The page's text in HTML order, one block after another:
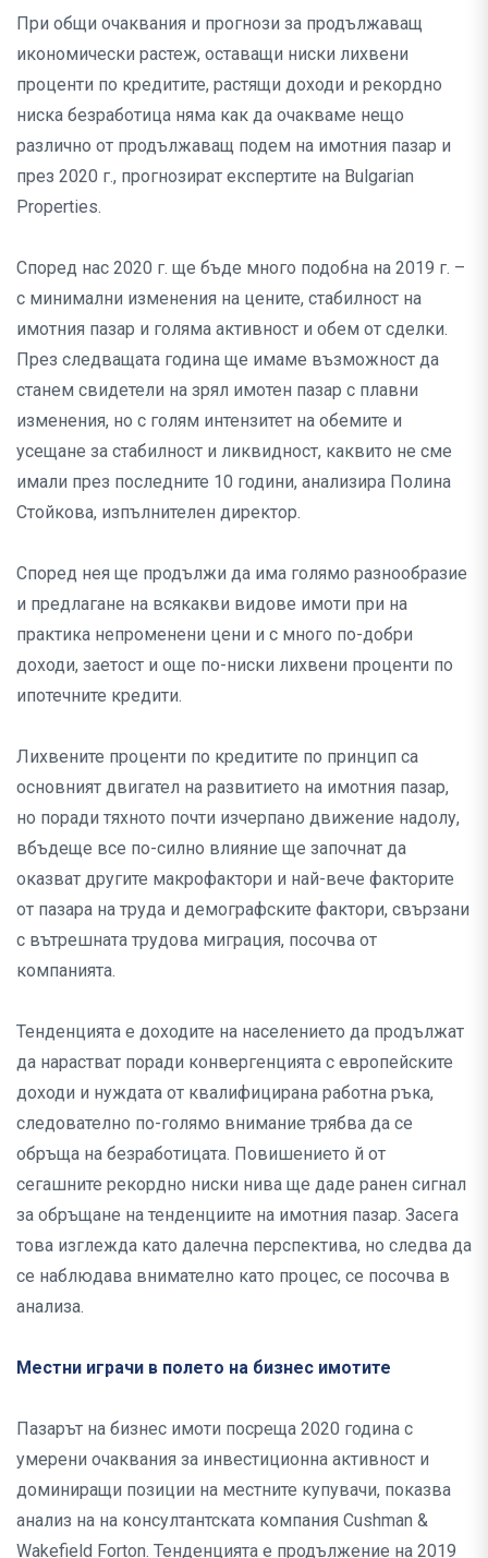
При общи очаквания и прогнози за продължаващ
икономически растеж, оставащи ниски лихвени
проценти по кредитите, растящи доходи и рекордно
ниска безработица няма как да очакваме нещо
различно от продължаващ подем на имотния пазар и
през 2020 г., прогнозират експертите на Bulgarian
Properties.
Според нас 2020 г. ще бъде много подобна на 2019 г. –
с минимални изменения на цените, стабилност на
имотния пазар и голяма активност и обем от сделки.
През следващата година ще имаме възможност да
станем свидетели на зрял имотен пазар с плавни
изменения, но с голям интензитет на обемите и
усещане за стабилност и ликвидност, каквито не сме
имали през последните 10 години, анализира Полина
Стойкова, изпълнителен директор.
Според нея ще продължи да има голямо разнообразие
и предлагане на всякакви видове имоти при на
практика непроменени цени и с много по-добри
доходи, заетост и още по-ниски лихвени проценти по
ипотечните кредити.
Лихвените проценти по кредитите по принцип са
основният двигател на развитието на имотния пазар,
но поради тяхното почти изчерпано движение надолу,
вбъдеще все по-силно влияние ще започнат да
оказват другите макрофактори и най-вече факторите
от пазара на труда и демографските фактори, свързани
с вътрешната трудова миграция, посочва от
компанията.
Тенденцията е доходите на населението да продължат
да нарастват поради конвергенцията с европейските
доходи и нуждата от квалифицирана работна ръка,
следователно по-голямо внимание трябва да се
обръща на безработицата. Повишението й от
сегашните рекордно ниски нива ще даде ранен сигнал
за обръщане на тенденциите на имотния пазар. Засега
това изглежда като далечна перспектива, но следва да
се наблюдава внимателно като процес, се посочва в
анализа.
Местни играчи в полето на бизнес имотите
Пазарът на бизнес имоти посреща 2020 година с
умерени очаквания за инвестиционна активност и
доминиращи позиции на местните купувачи, показва
анализ на на консултантската компания Cushman &
Wakefield Forton. Тенденцията е продължение на 2019